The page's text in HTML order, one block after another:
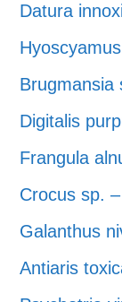
Datura
Brugmansia
Digitalis
Frangula
Crocus sp.
Galanthus
Antiaris